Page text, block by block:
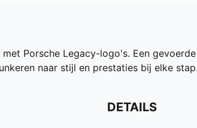
Porsche Legacy-logo's. Een
naar stijl en prestaties bij elke stap.
DETAILS